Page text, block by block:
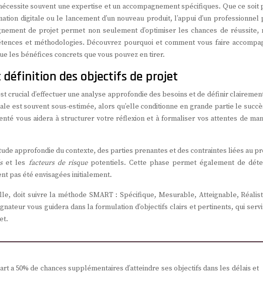
souvent une expertise et un accompagnement spécifiques. Que ce soit
digitale ou le lancement d’un nouveau produit, l’appui d’un professionnel
de projet permet non seulement d’optimiser les chances de réussite,
et méthodologies. Découvrez pourquoi et comment vous faire
les bénéfices concrets que vous pouvez en tirer.
définition des objectifs de projet
crucial d’effectuer une analyse approfondie des besoins et de définir
est souvent sous-estimée, alors qu’elle conditionne en grande partie le
vous aidera à structurer votre réflexion et à formaliser vos attentes de
approfondie du contexte, des parties prenantes et des contraintes liées au
et les facteurs de risque potentiels. Cette phase permet également de
pas été envisagées initialement.
doit suivre la méthode SMART : Spécifique, Mesurable, Atteignable,
vous guidera dans la formulation d’objectifs clairs et pertinents, qui
a 50% de chances supplémentaires d’atteindre ses objectifs dans les délais et